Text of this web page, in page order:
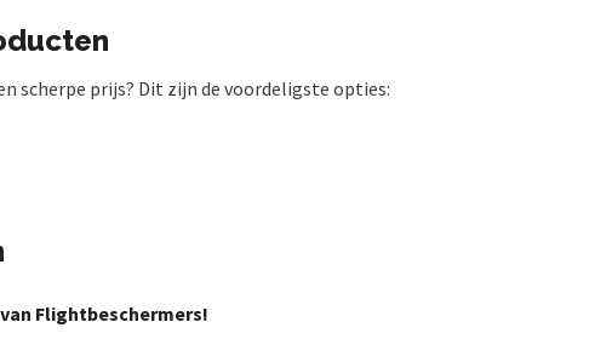
scherpe prijs? Dit zijn de voordeligste opties:
Flightbeschermers!